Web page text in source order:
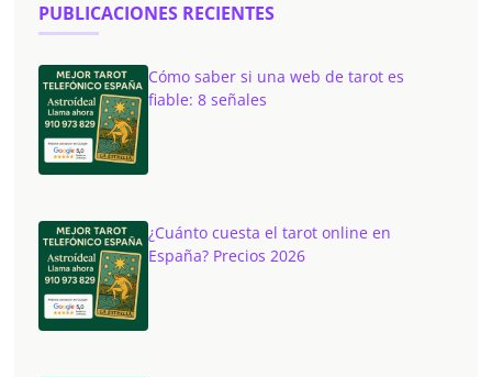
PUBLICACIONES RECIENTES
Cómo saber si una web de tarot es
fiable: 8 señales
¿Cuánto cuesta el tarot online en
España? Precios 2026